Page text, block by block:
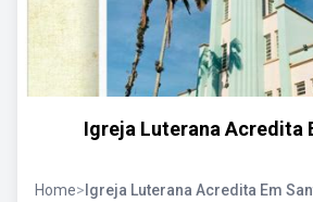
Igreja Luterana Acredita
Home> Igreja Luterana Acredita Em